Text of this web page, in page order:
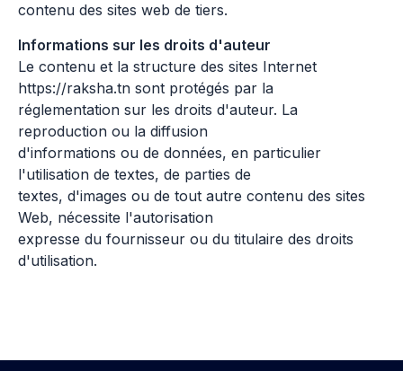
contenu des sites web de tiers.
Informations sur les droits d'auteur
Le contenu et la structure des sites Internet
https://raksha.tn sont protégés par la
réglementation sur les droits d'auteur. La
reproduction ou la diffusion
d'informations ou de données, en particulier
l'utilisation de textes, de parties de
textes, d'images ou de tout autre contenu des sites
Web, nécessite l'autorisation
expresse du fournisseur ou du titulaire des droits
d'utilisation.